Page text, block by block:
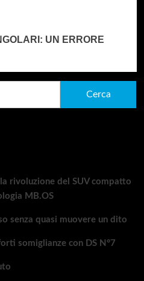
UN ERRORE
rivoluzione del SUV compatto
MB.OS
senza quasi muovere un dito
somiglianze con DS N°7